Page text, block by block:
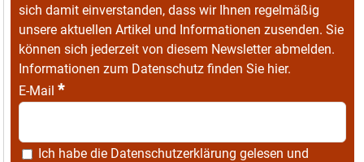
sich damit einverstanden, dass wir Ihnen regelmäßig
unsere aktuellen Artikel und Informationen zusenden. Sie
können sich jederzeit von diesem Newsletter abmelden.
Informationen zum Datenschutz finden Sie hier.
E-Mail *
Ich habe die Datenschutzerklärung gelesen und